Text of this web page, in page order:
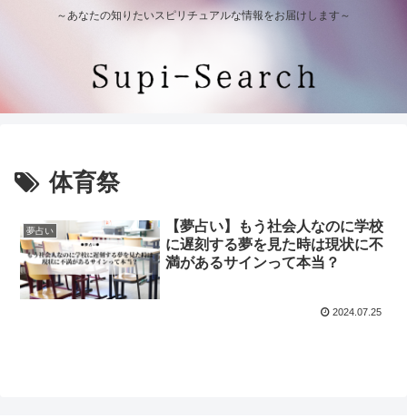
～あなたの知りたいスピリチュアルな情報をお届けします～
体育祭
夢占い
【夢占い】もう社会人なのに学校
に遅刻する夢を見た時は現状に不
満があるサインって本当？
2024.07.25